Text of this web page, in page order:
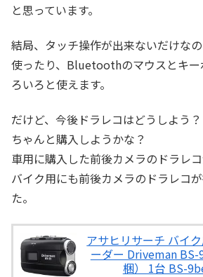
と思っています。
結局、タッチ操作が出来ないだけな
使ったり、Bluetoothのマウスとキー
ろいろと使えます。
だけど、今後ドラレコはどうしよう？
ちゃんと購入しようかな？
車用に購入した前後カメラのドラレコ
バイク用にも前後カメラのドラレコ
た。
アサヒリサーチ バイ
ーダー Driveman BS-
梱） 1台 BS-